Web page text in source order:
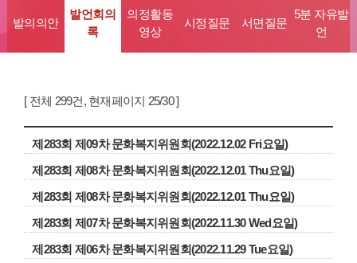
발의의안
발언회의
록
의정활동
영상
시정질문 서면질문
5분 자유발
언
[ 전체 299건, 현재페이지 25/30 ]
제283회 제09차 문화복지위원회(2022.12.02 Fri요일)
제283회 제08차 문화복지위원회(2022.12.01 Thu요일)
제283회 제08차 문화복지위원회(2022.12.01 Thu요일)
제283회 제07차 문화복지위원회(2022.11.30 Wed요일)
제283회 제06차 문화복지위원회(2022.11.29 Tue요일)